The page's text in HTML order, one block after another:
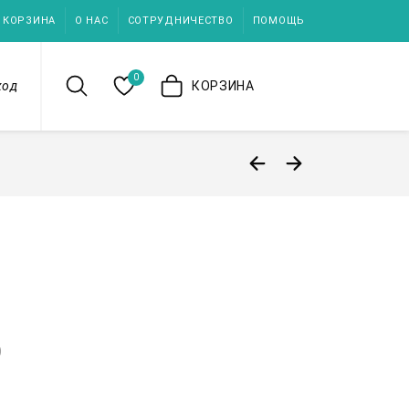
КОРЗИНА О НАС СОТРУДНИЧЕСТВО ПОМОЩЬ
0
КОРЗИНА